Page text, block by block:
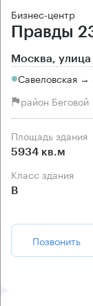
Бизнес-центр
Правды
Москва,
Савеловская
район Беговой
Площадь здания
5934 кв.м
Класс здания
B
Позвонить